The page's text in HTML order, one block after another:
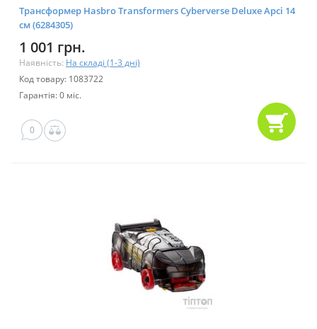
Трансформер Hasbro Transformers Cyberverse Deluxe Арсі 14
см (6284305)
1 001 грн.
Наявність: На складі (1-3 дні)
Код товару: 1083722
Гарантія: 0 міс.
0